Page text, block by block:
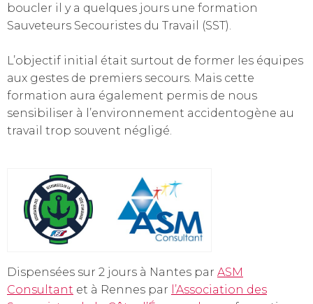
boucler il y a quelques jours une formation
Sauveteurs Secouristes du Travail (SST).
L’objectif initial était surtout de former les équipes
aux gestes de premiers secours. Mais cette
formation aura également permis de nous
sensibiliser à l’environnement accidentogène au
travail trop souvent négligé.
Dispensées sur 2 jours à Nantes par ASM
Consultant et à Rennes par l’Association des